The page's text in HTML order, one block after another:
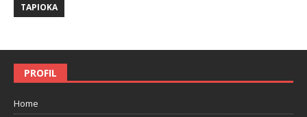
TAPIOKA
PROFIL
Home